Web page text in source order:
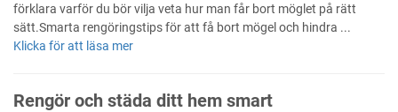
förklara varför du bör vilja veta hur man får bort möglet på rätt
sätt.Smarta rengöringstips för att få bort mögel och hindra ...
Klicka för att läsa mer
Rengör och städa ditt hem smart